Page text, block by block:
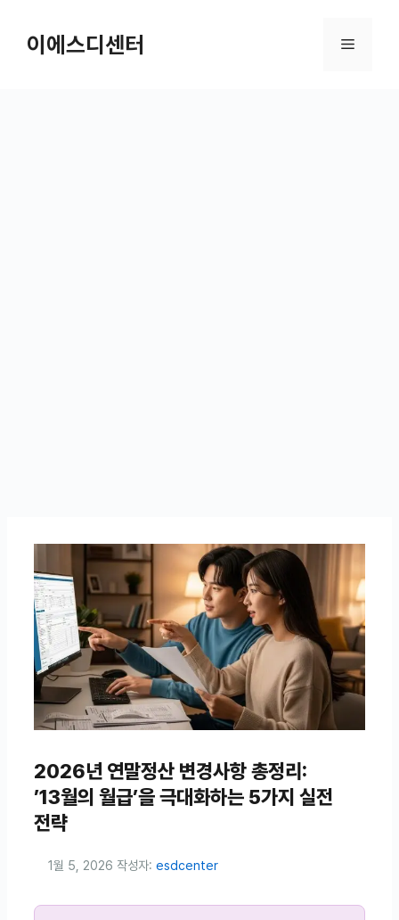
건너뛰기이에스디센터 메뉴
2026년 연말정산 변경사항 총정리:
’13월의 월급’을 극대화하는 5가지 실전
전략
1월 5, 2026 작성자: esdcenter